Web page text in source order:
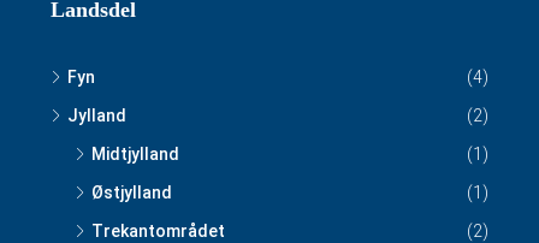
Landsdel
Fyn
(4)
Jylland
(2)
Midtjylland
(1)
Østjylland
(1)
Trekantområdet
(2)